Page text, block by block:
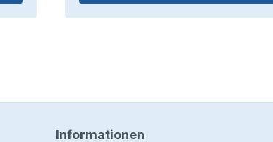
Informationen